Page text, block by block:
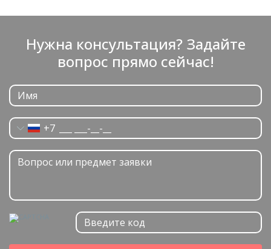
Нужна консультация? Задайте
вопрос прямо сейчас!
+7